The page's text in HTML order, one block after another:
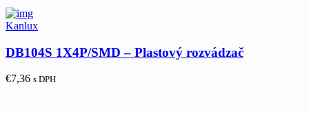
Kanlux
DB104S 1X4P/SMD – Plastový rozvádzač
€7,36 s DPH